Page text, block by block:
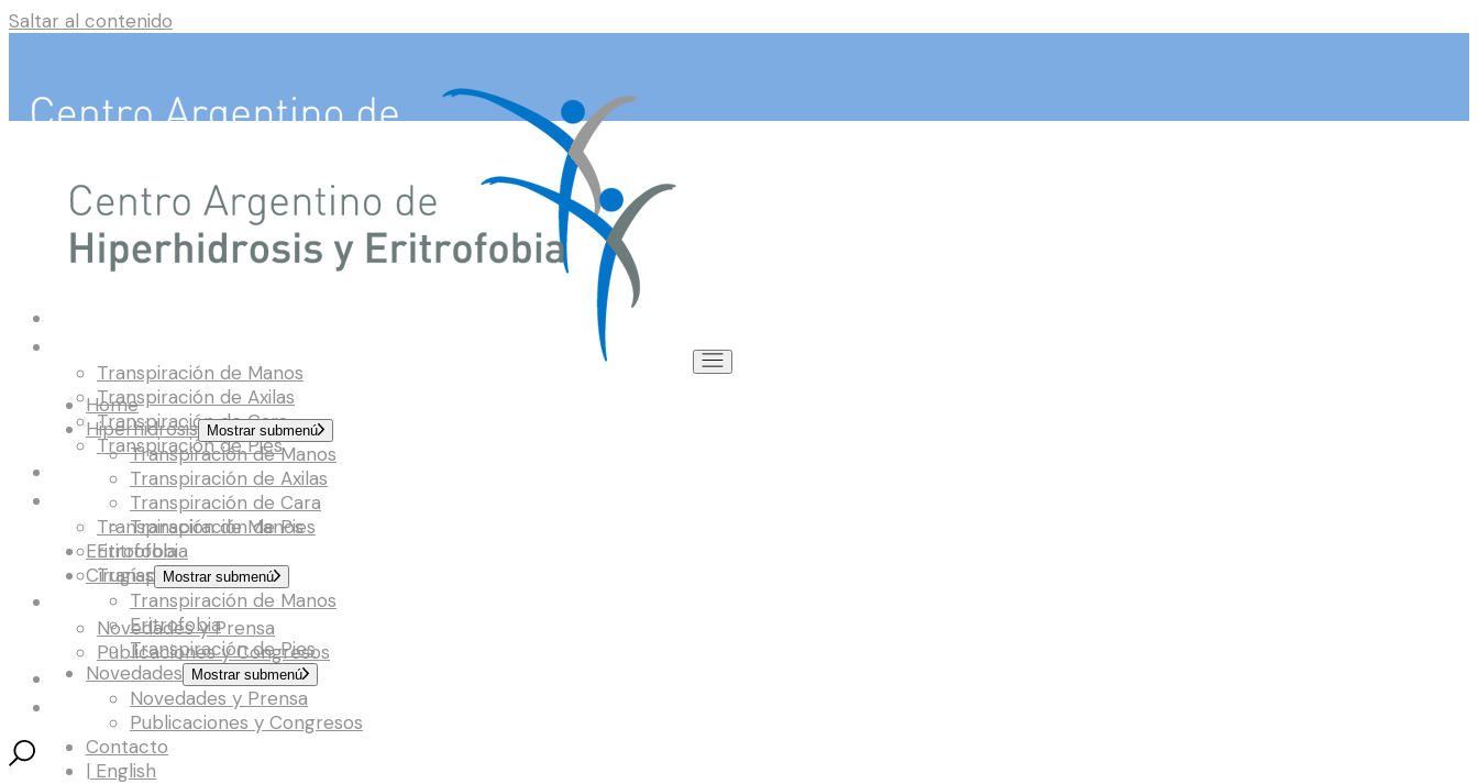
Saltar al contenido
Transpiración de Manos
Transpiración de Axilas
Transpiración de Cara
Transpiración de Pies
Eritrofobia
Cirugías
Transpiración de Manos
Eritrofobia
Transpiración de Pies
Novedades
Novedades y Prensa
Publicaciones y Congresos
Contacto
| English
Home
Hiperhidrosis
Mostrar submenú
Transpiración de Manos
Transpiración de Axilas
Transpiración de Cara
Transpiración de Pies
Eritrofobia
Cirugías
Mostrar submenú
Transpiración de Manos
Eritrofobia
Transpiración de Pies
Novedades
Mostrar submenú
Novedades y Prensa
Publicaciones y Congresos
Contacto
| English